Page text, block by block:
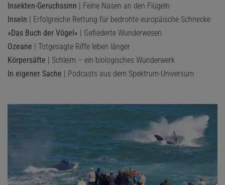
Insekten-Geruchssinn | Feine Nasen an den Flügeln
Inseln | Erfolgreiche Rettung für bedrohte europäische Schnecke
»Das Buch der Vögel« | Gefiederte Wunderwesen
Ozeane | Totgesagte Riffe leben länger
Körpersäfte | Schleim – ein biologisches Wunderwerk
In eigener Sache | Podcasts aus dem Spektrum-Universum